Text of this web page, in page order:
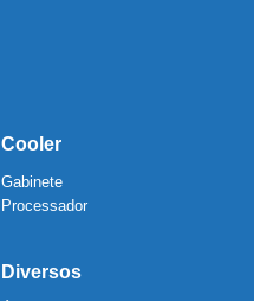
Cooler
Gabinete
Processador
Diversos